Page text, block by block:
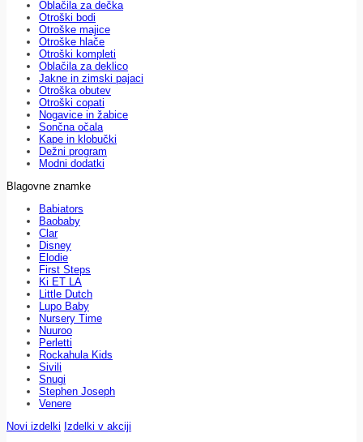
Oblačila za dečka
Otroški bodi
Otroške majice
Otroške hlače
Otroški kompleti
Oblačila za deklico
Jakne in zimski pajaci
Otroška obutev
Otroški copati
Nogavice in žabice
Sončna očala
Kape in klobučki
Dežni program
Modni dodatki
Blagovne znamke
Babiators
Baobaby
Clar
Disney
Elodie
First Steps
Ki ET LA
Little Dutch
Lupo Baby
Nursery Time
Nuuroo
Perletti
Rockahula Kids
Sivili
Snugi
Stephen Joseph
Venere
Novi izdelki Izdelki v akciji